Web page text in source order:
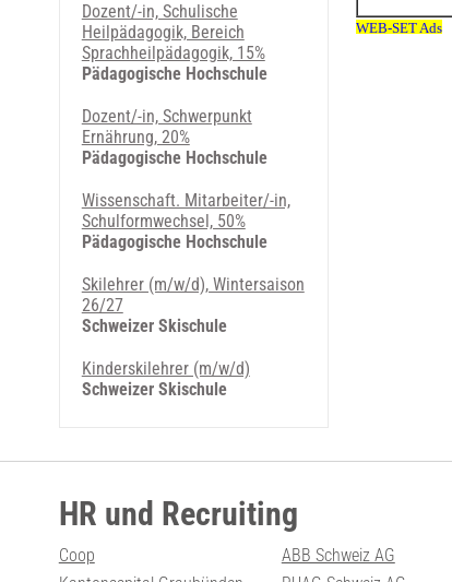
Dozent/-in, Schulische
Heilpädagogik, Bereich
Sprachheilpädagogik, 15%
Pädagogische Hochschule
Dozent/-in, Schwerpunkt
Ernährung, 20%
Pädagogische Hochschule
Wissenschaft. Mitarbeiter/-in,
Schulformwechsel, 50%
Pädagogische Hochschule
Skilehrer (m/w/d), Wintersaison
26/27
Schweizer Skischule
Kinderskilehrer (m/w/d)
Schweizer Skischule
HR und Recruiting
Coop ABB Schweiz AG